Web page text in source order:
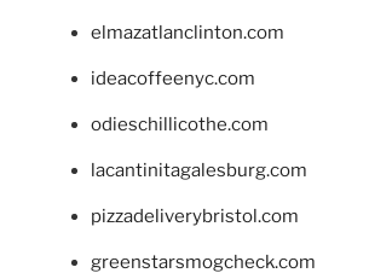
elmazatlanclinton.com
ideacoffeenyc.com
odieschillicothe.com
lacantinitagalesburg.com
pizzadeliverybristol.com
greenstarsmogcheck.com